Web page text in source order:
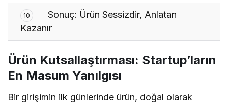
10
Sonuç: Ürün Sessizdir, Anlatan
Kazanır
Ürün Kutsallaştırması: Startup’ların
En Masum Yanılgısı
Bir girişimin ilk günlerinde ürün, doğal olarak